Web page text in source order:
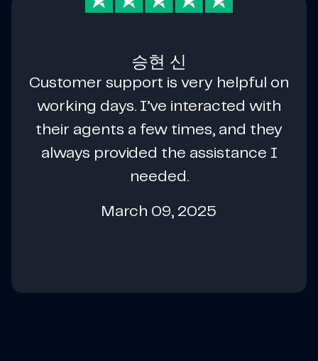
승현 신
Customer support is very helpful on
working days. I’ve interacted with
their agents a few times, and they
always provided the assistance I
needed.
March 09, 2025